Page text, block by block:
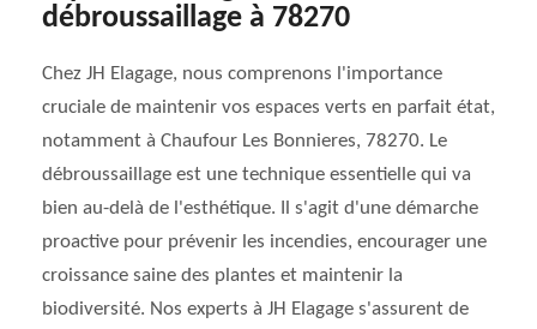
débroussaillage à 78270
Chez JH Elagage, nous comprenons l'importance
cruciale de maintenir vos espaces verts en parfait état,
notamment à Chaufour Les Bonnieres, 78270. Le
débroussaillage est une technique essentielle qui va
bien au-delà de l'esthétique. Il s'agit d'une démarche
proactive pour prévenir les incendies, encourager une
croissance saine des plantes et maintenir la
biodiversité. Nos experts à JH Elagage s'assurent de